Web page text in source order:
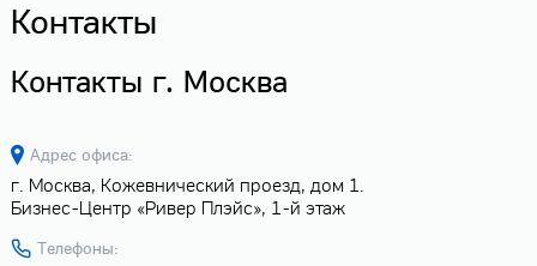
Контакты
Контакты г. Москва
Адрес офиса:
г. Москва, Кожевнический проезд, дом 1.
Бизнес-Центр «Ривер Плэйс», 1-й этаж
Телефоны: